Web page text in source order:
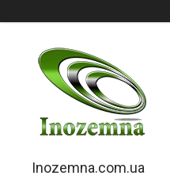
Inozemna.com.ua